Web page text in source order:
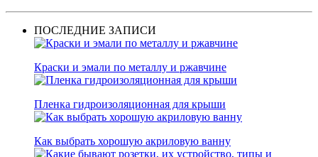
ПОСЛЕДНИЕ ЗАПИСИ
Краски и эмали по металлу и ржавчине
Пленка гидроизоляционная для крыши
Как выбрать хорошую акриловую ванну